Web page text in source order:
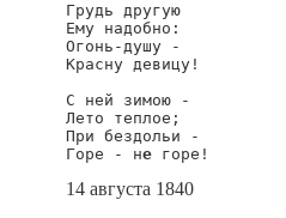
Грудь другую
Ему надобно:
Огонь-душу -
Красну девицу!
С ней зимою -
Лето теплое;
При бездольи -
Горе - не горе!
14 августа 1840